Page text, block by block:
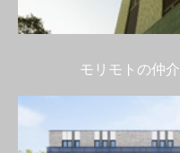
モリモトの仲介